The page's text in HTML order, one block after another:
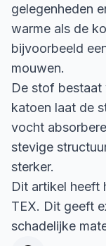
gelegenheden
warme als de
bijvoorbeeld
mouwen.
De stof bestaat
katoen laat de
vocht
stevige
sterker.
Dit artikel heeft
TEX. Dit geeft
schadelijke